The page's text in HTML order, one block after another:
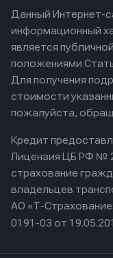
Данный Интернет-
информационный
является
положениями
Для получения
стоимости
пожалуйста,
Кредит
Лицензия ЦБ РФ №
страхование
владельцев
АО «Т-
0191-03 от